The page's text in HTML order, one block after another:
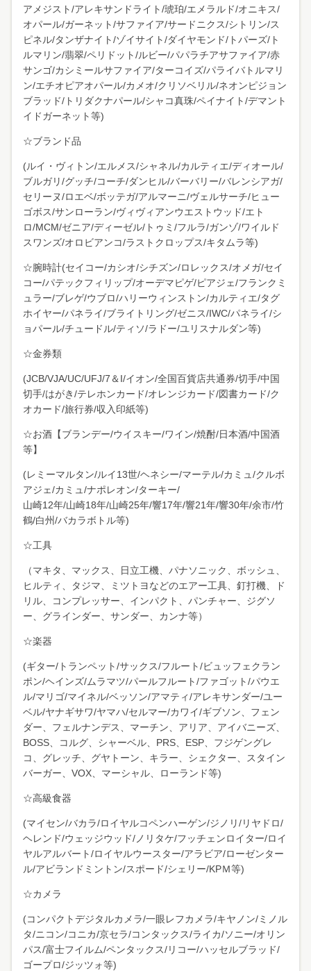
アメジスト/アレキサンドライト/琥珀/エメラルド/オニキス/
オパール/ガーネット/サファイア/サードニクス/シトリン/ス
ピネル/タンザナイト/ゾイサイト/ダイヤモンド/トパーズ/ト
ルマリン/翡翠/ペリドット/ルビー/パパラチアサファイア/赤
サンゴ/カシミールサファイア/ターコイズ/パライバトルマリ
ン/エチオピアオパール/カメオ/クリソベリル/ネオンピジョン
ブラッド/トリダクナパール/シャコ真珠/ペイナイト/デマント
イドガーネット等)
☆ブランド品
(ルイ・ヴィトン/エルメス/シャネル/カルティエ/ディオール/
ブルガリ/グッチ/コーチ/ダンヒル/バーバリー/バレンシアガ/
セリーヌ/ロエベ/ボッテガ/アルマーニ/ヴェルサーチ/ヒュー
ゴボス/サンローラン/ヴィヴィアンウエストウッド/エト
ロ/MCM/ゼニア/ディーゼル/トゥミ/フルラ/ガンゾ/ワイルド
スワンズ/オロビアンコ/ラストクロップス/キタムラ等)
☆腕時計(セイコー/カシオ/シチズン/ロレックス/オメガ/セイ
コー/パテックフィリップ/オーデマピゲ/ピアジェ/フランクミ
ュラー/ブレゲ/ウブロ/ハリーウィンストン/カルティエ/タグ
ホイヤー/パネライ/ブライトリング/ゼニス/IWC/パネライ/シ
ョパール/チュードル/ティソ/ラドー/ユリスナルダン等)
☆金券類
(JCB/VJA/UC/UFJ/7＆I/イオン/全国百貨店共通券/切手/中国
切手/はがき/テレホンカード/オレンジカード/図書カード/ク
オカード/旅行券/収入印紙等)
☆お酒【ブランデー/ウイスキー/ワイン/焼酎/日本酒/中国酒
等】
(レミーマルタン/ルイ13世/ヘネシー/マーテル/カミュ/クルボ
アジェ/カミュ/ナポレオン/ターキー/
山崎12年/山崎18年/山崎25年/響17年/響21年/響30年/余市/竹
鶴/白州/バカラボトル等)
☆工具
（マキタ、マックス、日立工機、パナソニック、ボッシュ、
ヒルティ、タジマ、ミツトヨなどのエアー工具、釘打機、ド
リル、コンプレッサー、インパクト、パンチャー、ジグソ
ー、グラインダー、サンダー、カンナ等）
☆楽器
(ギター/トランペット/サックス/フルート/ビュッフェクラン
ポン/ヘインズ/ムラマツ/パールフルート/ファゴット/パウエ
ル/マリゴ/マイネル/ベッソン/アマティ/アレキサンダー/ユー
ベル/ヤナギサワ/ヤマハ/セルマー/カワイ/ギブソン、フェン
ダー、フェルナンデス、マーチン、アリア、アイバニーズ、
BOSS、コルグ、シャーベル、PRS、ESP、フジゲングレ
コ、グレッチ、グヤトーン、キラー、シェクター、スタイン
バーガー、VOX、マーシャル、ローランド等)
☆高級食器
(マイセン/バカラ/ロイヤルコペンハーゲン/ジノリ/リヤドロ/
ヘレンド/ウェッジウッド/ノリタケ/フッチェンロイター/ロイ
ヤルアルバート/ロイヤルウースター/アラビア/ローゼンター
ル/アビランドミントン/スポード/シェリー/KPＭ等)
☆カメラ
(コンパクトデジタルカメラ/一眼レフカメラ/キヤノン/ミノル
タ/ニコン/コニカ/京セラ/コンタックス/ライカ/ソニー/オリン
パス/富士フイルム/ペンタックス/リコー/ハッセルブラッド/
ゴープロ/ジッツォ等)